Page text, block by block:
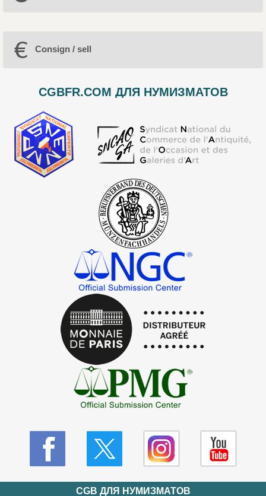
Consign / sell
CGBFR.COM ДЛЯ НУМИЗМАТОВ
CGB ДЛЯ НУМИЗМАТОВ